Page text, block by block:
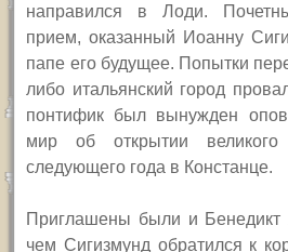
направился в Лоди.
прием, оказанный Иоанну
папе его будущее. Попытки
либо итальянский город
понтифик был вынужден
мир об открытии
следующего года в Констанце.
Приглашены были и Бенедикт
чем Сигизмунд обратился к